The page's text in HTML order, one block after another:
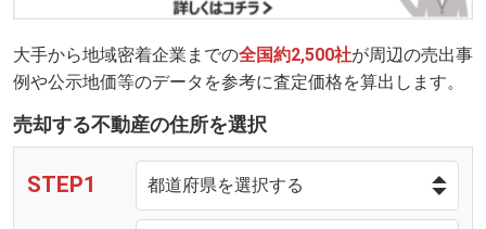
大手から地域密着企業までの全国約2,500社が周辺の売出事
例や公示地価等のデータを参考に査定価格を算出します。
売却する不動産の住所を選択
STEP1